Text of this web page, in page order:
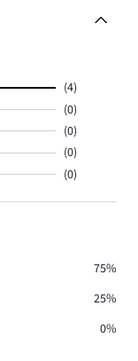
(4)
(0)
(0)
(0)
(0)
75%
25%
0%